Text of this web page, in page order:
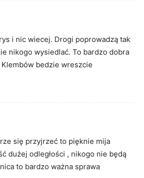
i nic wiecej. Drogi poprowadzą tak
nikogo wysiedlać. To bardzo dobra
bedzie wreszcie
się przyjrzeć to pięknie mija
dużej odległości , nikogo nie będą
to bardzo ważna sprawa